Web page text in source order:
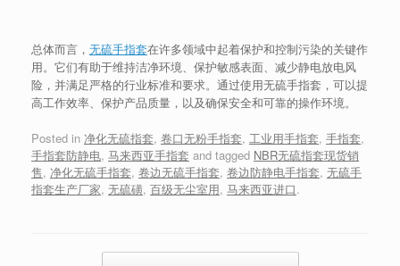
总体而言， 无硫手指套在许多领域中起着保护和控制污染的关键作
用。它们有助于维持洁净环境、保护敏感表面、减少静电放电风
险，并满足严格的行业标准和要求。通过使用无硫手指套，可以提
高工作效率、保护产品质量，以及确保安全和可靠的操作环境。
Posted in 净化无硫指套, 卷口无粉手指套, 工业用手指套, 手指套,
手指套防静电, 马来西亚手指套 and tagged NBR无硫指套现货销
售, 净化无硫手指套, 卷边无硫手指套, 卷边防静电手指套, 无硫手
指套生产厂家, 无硫磺, 百级无尘室用, 马来西亚进口.